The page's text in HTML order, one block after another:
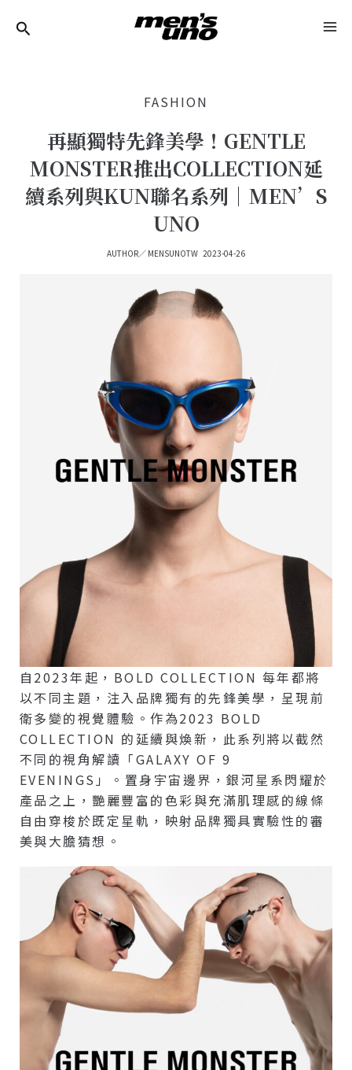
FASHION
再顯獨特先鋒美學！GENTLE
MONSTER推出COLLECTION延
續系列與KUN聯名系列｜MEN’S
UNO
AUTHOR／ MENSUNOTW 2023-04-26
自2023年起，BOLD COLLECTION 每年都將
以不同主題，注入品牌獨有的先鋒美學，呈現前
衛多變的視覺體驗。作為2023 BOLD
COLLECTION 的延續與煥新，此系列將以截然
不同的視角解讀「GALAXY OF 9
EVENINGS」。置身宇宙邊界，銀河星系閃耀於
產品之上，艷麗豐富的色彩與充滿肌理感的線條
自由穿梭於既定星軌，映射品牌獨具實驗性的審
美與大膽猜想。
Navigation